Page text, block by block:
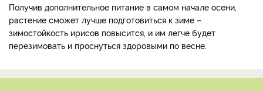
Получив дополнительное питание в самом начале осени,
растение сможет лучше подготовиться к зиме –
зимостойкость ирисов повысится, и им легче будет
перезимовать и проснуться здоровыми по весне.